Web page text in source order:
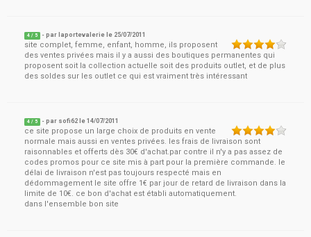
4 / 5 - par laportevalerie le 25/07/2011
site complet, femme, enfant, homme, ils proposent
des ventes privées mais il y a aussi des boutiques permanentes qui
proposent soit la collection actuelle soit des produits outlet, et de plus
des soldes sur les outlet ce qui est vraiment très intéressant
4 / 5 - par sofi62 le14/07/2011
ce site propose un large choix de produits en vente
normale mais aussi en ventes privées. les frais de livraison sont
raisonnables et offerts dès 30€ d'achat.par contre il n'y a pas assez de
codes promos pour ce site mis à part pour la première commande. le
délai de livraison n'est pas toujours respecté mais en
dédommagement le site offre 1€ par jour de retard de livraison dans la
limite de 10€. ce bon d'achat est établi automatiquement.
dans l'ensemble bon site